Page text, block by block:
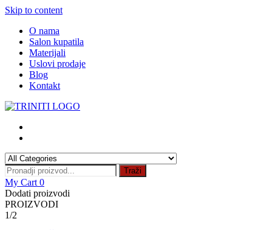
Skip to content
O nama
Salon kupatila
Materijali
Uslovi prodaje
Blog
Kontakt
Traži
My Cart 0
Dodati proizvodi
PROIZVODI
1/2